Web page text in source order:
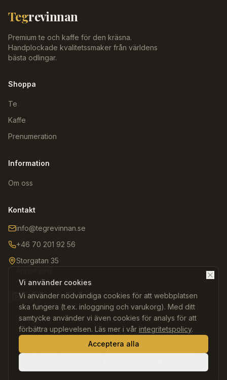
Tegrevinnan
Premium te och kaffe för den kräsna.
Handplockade kvalitetssmaker från världens
bästa odlingar.
Shoppa
Te
Kaffe
Prenumeration
Information
Om oss
Kontakt
info@tegrevinnan.se
+46 70 201 92 56
Storgatan 35
Instagram
Facebook
Tegrevinnan. Alla rättigheter förbehållna.
Vi använder cookies
Vi använder nödvändiga cookies för att webbplatsen
ska fungera (t.ex. inloggning och varukorg). Med ditt
samtycke använder vi även cookies för analys för att
förbättra upplevelsen. Läs mer i vår integritetspolicy.
Acceptera alla